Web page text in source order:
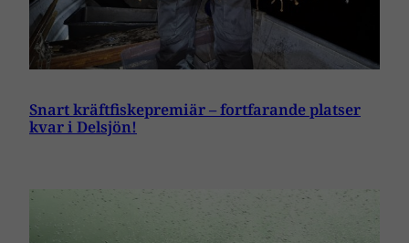
Snart kräftfiskepremiär – fortfarande platser
kvar i Delsjön!